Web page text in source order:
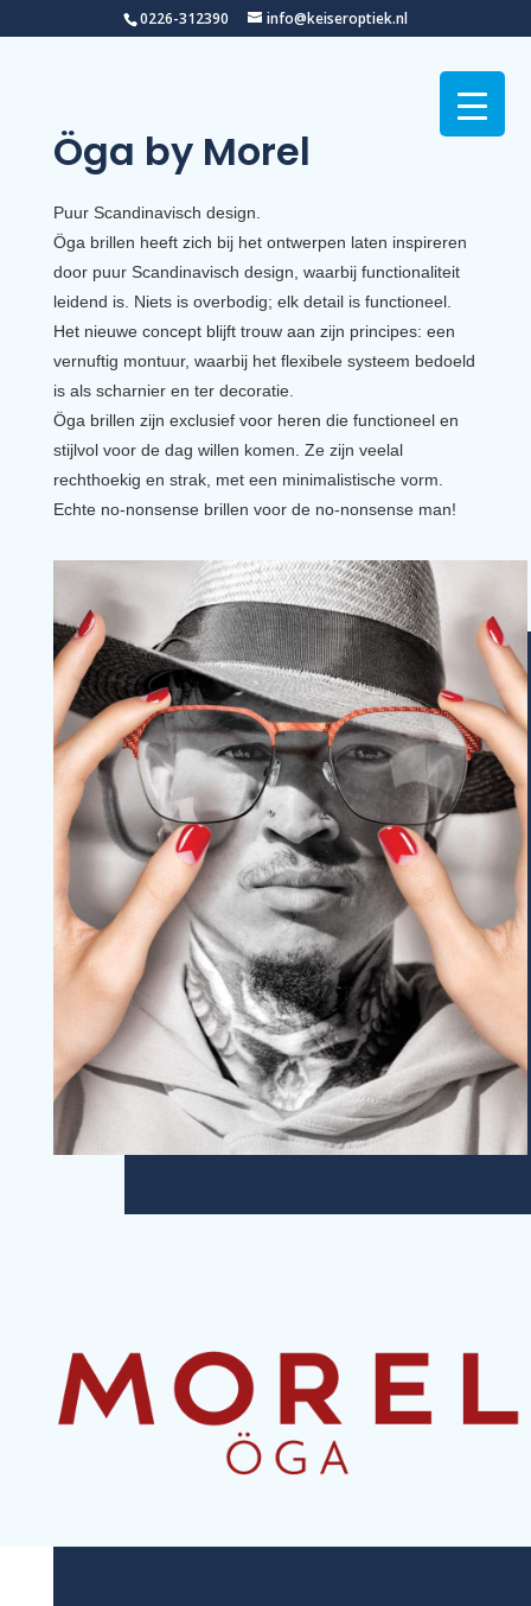
0226-312390 info@keiseroptiek.nl
Öga by Morel
Puur Scandinavisch design.
Öga brillen heeft zich bij het ontwerpen laten inspireren
door puur Scandinavisch design, waarbij functionaliteit
leidend is. Niets is overbodig; elk detail is functioneel.
Het nieuwe concept blijft trouw aan zijn principes: een
vernuftig montuur, waarbij het flexibele systeem bedoeld
is als scharnier en ter decoratie.
Öga brillen zijn exclusief voor heren die functioneel en
stijlvol voor de dag willen komen. Ze zijn veelal
rechthoekig en strak, met een minimalistische vorm.
Echte no-nonsense brillen voor de no-nonsense man!